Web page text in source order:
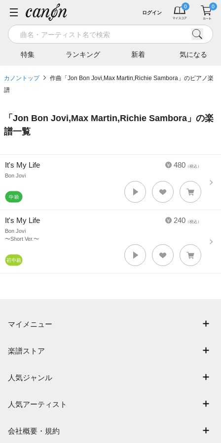
特集 ランキング 新着 気になる
ログイン
カノントップ
作曲「Jon Bon Jovi,Max Martin,Richie Sambora」のピアノ楽
譜
「 Jon Bon Jovi,Max Martin,Richie Sambora 」の楽
譜一覧
480 （税込）
It's My Life
Bon Jovi
240 （税込）
It's My Life
Bon Jovi
〜Short Ver.〜
マイメニュー
退会はこちら
楽譜ストア
難易度別に探す
まもなく配信
人気ジャンル
保育
人気アーティスト
会社概要・規約